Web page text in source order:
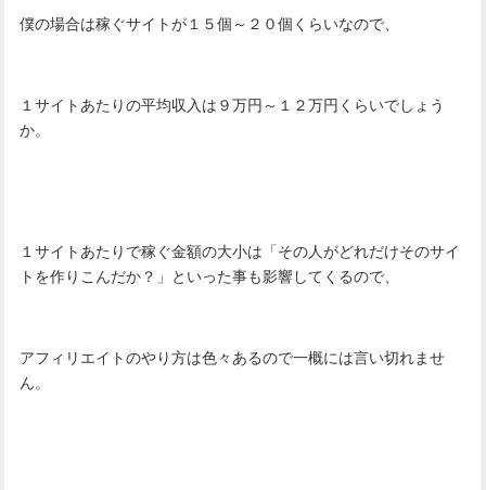
僕の場合は稼ぐサイトが１５個～２０個くらいなので、
１サイトあたりの平均収入は９万円～１２万円くらいでしょう
か。
１サイトあたりで稼ぐ金額の大小は「その人がどれだけそのサイ
トを作りこんだか？」といった事も影響してくるので、
アフィリエイトのやり方は色々あるので一概には言い切れませ
ん。